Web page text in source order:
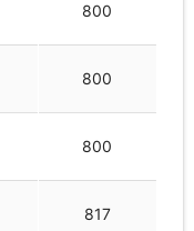
800
800
800
817